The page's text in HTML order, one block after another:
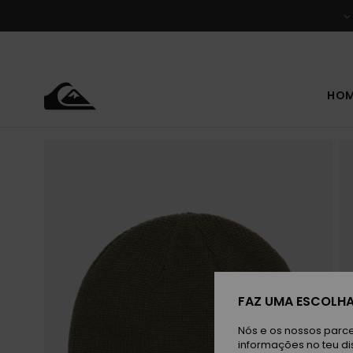
do
FAZ UMA
Nós e os nossos
informações no teu